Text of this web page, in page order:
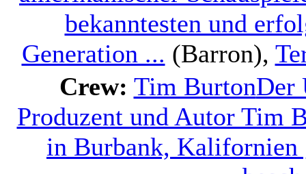
bekanntesten und
Generation ... (Barron),
Crew: Tim BurtonDer
Produzent und Autor Tim
in Burbank, Kalifornien